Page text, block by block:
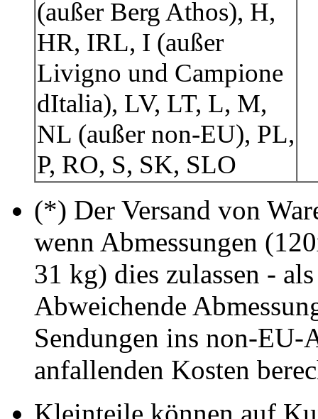
(außer Berg Athos), H,
HR, IRL, I (außer
Livigno und Campione
dItalia), LV, LT, L, M,
NL (außer non-EU), PL,
P, RO, S, SK, SLO
(*) Der Versand von
wenn Abmessungen
31 kg) dies zulassen -
Abweichende
Sendungen ins non-EU-
anfallenden Kosten
Kleinteile können auf